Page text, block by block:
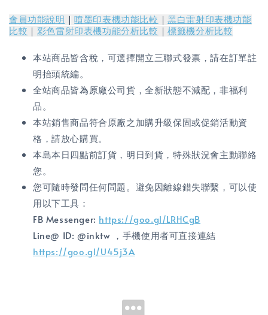
會員功能說明 ｜噴墨印表機功能比較 ｜黑白雷射印表機功能
比較 ｜ 彩色雷射印表機功能分析比較 ｜標籤機分析比較
本站商品皆含稅，可選擇開立三聯式發票，請在訂單註
明抬頭統編。
全站商品皆為原廠公司貨，全新狀態不減配，非福利
品。
本站銷售商品符合原廠之加購升級保固或促銷活動資
格，請放心購買。
本島本日四點前訂貨，明日到貨，特殊狀況會主動聯絡
您。
您可隨時發問任何問題。避免因離線錯失聯繫，可以使
用以下工具：
FB Messenger: https://goo.gl/LRHCgB
Line@ ID: @inktw ，手機使用者可直接連結
https://goo.gl/U45j3A